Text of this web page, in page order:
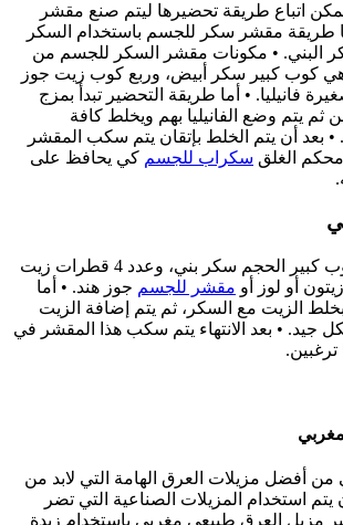
اتباع طريقة تحضيرها ليتم صنع مقشر
طريقة مقشر سكر للجسم باستخدام السكر
البني. • مكونات مقشر السكر للجسم من
هي كوب كبير سكر أبيض، وربع كوب زيت جوز
فانيليا. • أما طريقة التحضير تبدأ بمزج
ثم يتم وضع الفانيليا بهم ويخلط كافة
بعد أن يتم الخلط بإتقان يتم سكب المقشر
محكم الغلق سكراب للجسم كي يحافظ على
• المكونات تشمل كوب كبير الحجم سكر بني، وعدد 4 قطرات زيت
أو لوز أو مقشر للجسم جوز هند. • أما
الزيت مع السكر، ثم يتم إضافة الزيت
جيد. • بعد الانتهاء يتم سكب هذا المقشر في
من أفضل مزيلات العرق الهامة التي لابد من
يتم استخدام المزيلات الصناعية التي تضر
مزيل العرق طبيعي مغربي باستخدام زبدة